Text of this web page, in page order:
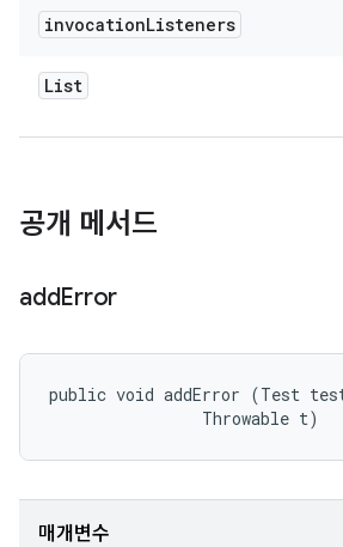
invocationListeners
List
공개 메서드
addError
public void addError (Test
                Throwable t)
매개변수